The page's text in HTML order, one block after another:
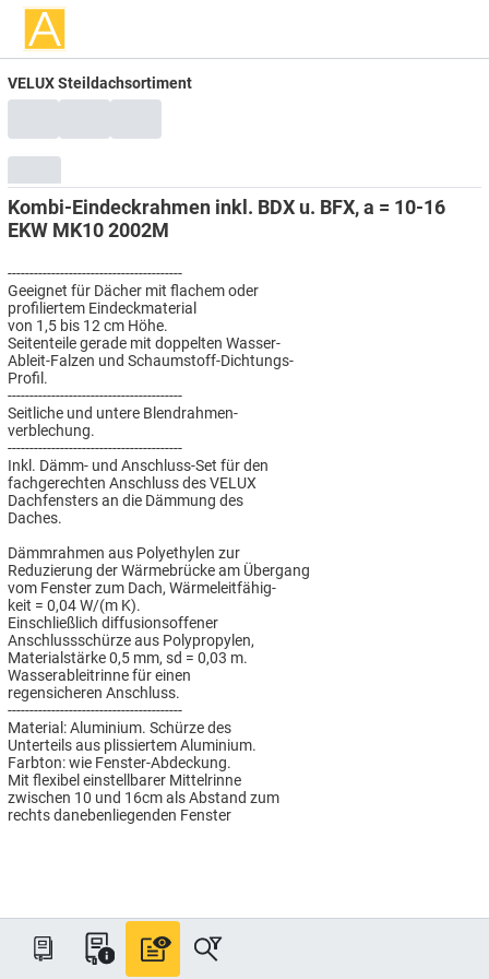
VELUX Steildachsortiment
Kombi-Eindeckrahmen inkl. BDX u. BFX, a = 10-16
EKW MK10 2002M
----------------------------------------
Geeignet für Dächer mit flachem oder
profiliertem Eindeckmaterial
von 1,5 bis 12 cm Höhe.
Seitenteile gerade mit doppelten Wasser-
Ableit-Falzen und Schaumstoff-Dichtungs-
Profil.
----------------------------------------
Seitliche und untere Blendrahmen-
verblechung.
----------------------------------------
Inkl. Dämm- und Anschluss-Set für den
fachgerechten Anschluss des VELUX
Dachfensters an die Dämmung des
Daches.
Dämmrahmen aus Polyethylen zur
Reduzierung der Wärmebrücke am Übergang
vom Fenster zum Dach, Wärmeleitfähig-
keit = 0,04 W/(m K).
Einschließlich diffusionsoffener
Anschlussschürze aus Polypropylen,
Materialstärke 0,5 mm, sd = 0,03 m.
Wasserableitrinne für einen
regensicheren Anschluss.
----------------------------------------
Material: Aluminium. Schürze des
Unterteils aus plissiertem Aluminium.
Farbton: wie Fenster-Abdeckung.
Mit flexibel einstellbarer Mittelrinne
zwischen 10 und 16cm als Abstand zum
rechts danebenliegenden Fenster